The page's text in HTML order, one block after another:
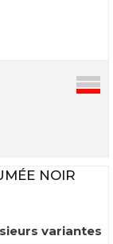
NOIR
variantes